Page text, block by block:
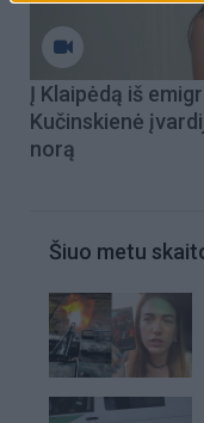
Į Klaipėdą iš
Kučinskienė
norą
Šiuo metu